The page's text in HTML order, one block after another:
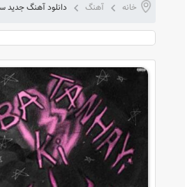
خانه آهنگ دانلود آهنگ جدید